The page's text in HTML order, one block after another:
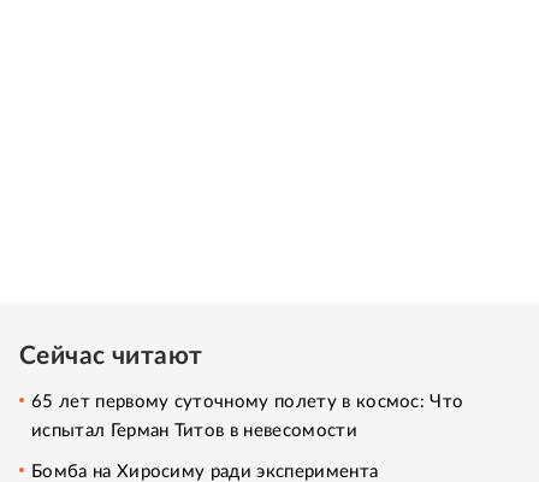
Сейчас читают
65 лет первому суточному полету в космос: Что
испытал Герман Титов в невесомости
Бомба на Хиросиму ради эксперимента